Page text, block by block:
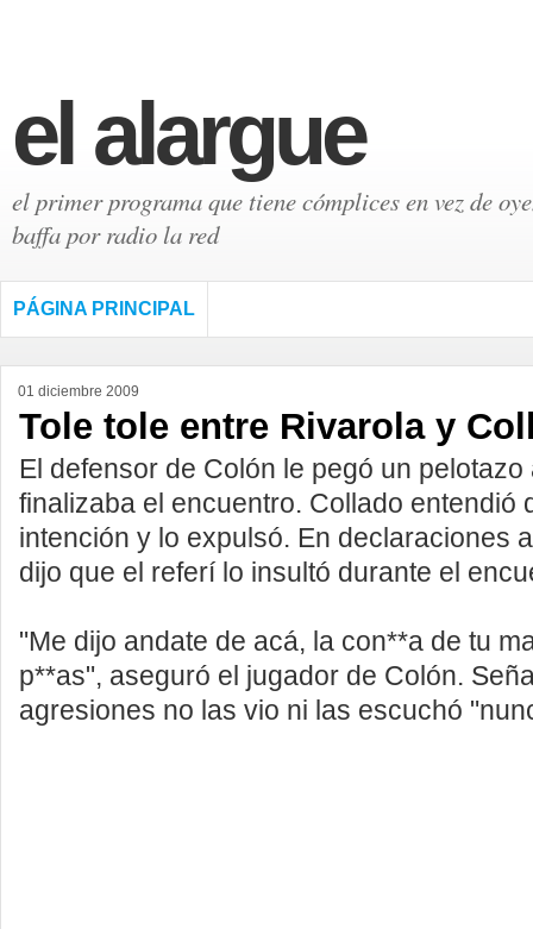
el alargue
el primer programa que tiene cómplices en vez de
baffa por radio la red
PÁGINA PRINCIPAL
01 diciembre 2009
Tole tole entre Rivarola y
El defensor de Colón le pegó un
finalizaba el encuentro. Collado entendió
intención y lo expulsó. En declaraciones
dijo que el referí lo insultó durante el
"Me dijo andate de acá, la con**a de tu
p**as", aseguró el jugador de Colón.
agresiones no las vio ni las escuchó